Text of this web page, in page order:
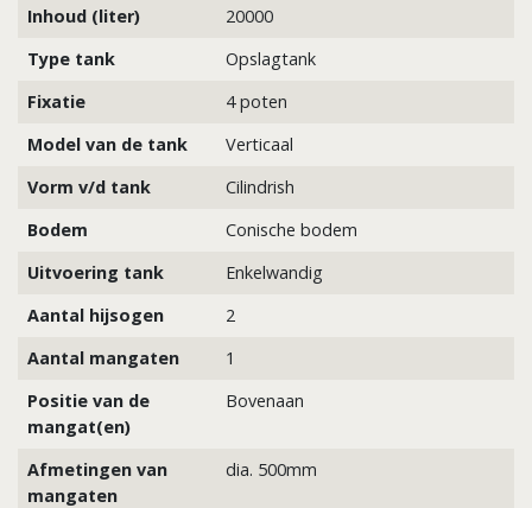
Inhoud (liter)
20000
Type tank
Opslagtank
Fixatie
4 poten
Model van de tank
Verticaal
Vorm v/d tank
Cilindrish
Bodem
Conische bodem
Uitvoering tank
Enkelwandig
Aantal hijsogen
2
Aantal mangaten
1
Positie van de
mangat(en)
Bovenaan
Afmetingen van
mangaten
dia. 500mm